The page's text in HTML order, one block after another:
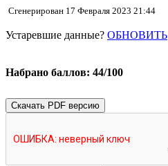
Сгенерирован 17 Февраля 2023 21:44
Устаревшие данные? ОБНОВИТЬ
Набрано баллов: 44/100
Скачать PDF версию